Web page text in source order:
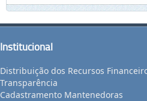
Institucional
Distribuição dos Recursos
Transparência
Cadastramento Mantenedoras